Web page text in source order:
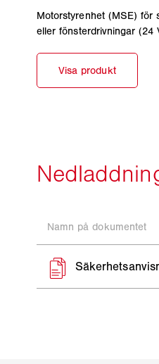
Motorstyrenhet (MSE) för
eller fönsterdrivningar (24